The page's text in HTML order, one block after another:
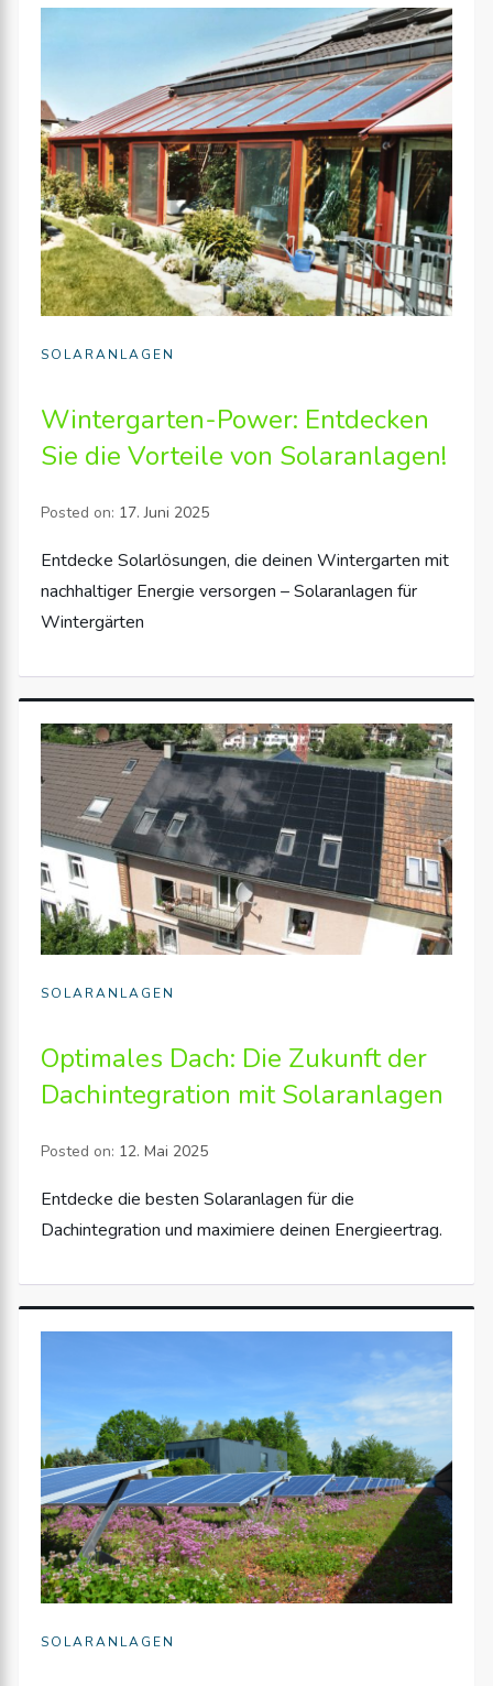
SOLARANLAGEN
Wintergarten-Power: Entdecken
Sie die Vorteile von Solaranlagen!
Posted on: 17. Juni 2025
Entdecke Solarlösungen, die deinen Wintergarten mit
nachhaltiger Energie versorgen – Solaranlagen für
Wintergärten
SOLARANLAGEN
Optimales Dach: Die Zukunft der
Dachintegration mit Solaranlagen
Posted on: 12. Mai 2025
Entdecke die besten Solaranlagen für die
Dachintegration und maximiere deinen Energieertrag.
SOLARANLAGEN